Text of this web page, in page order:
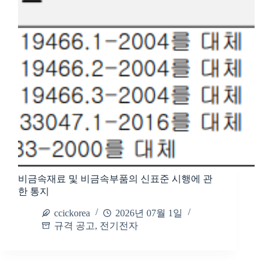
비금속재료 및 비금속부품의 신표준 시행에 관
한 통지
ccickorea
2026년 07월 1일
규격 공고, 전기전자